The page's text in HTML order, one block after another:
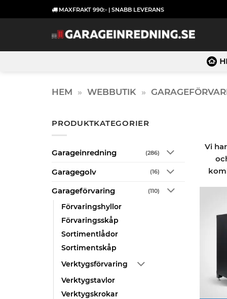
to
MAXFRAKT 990:- | SNABB LEVERANS
HEM » WEBBUTIK »
PRODUKTKATEGORIER
Garageinredning (286)
Garagegolv (16)
Garageförvaring (110)
Förvaringshyllor
Förvaringsskåp
Sortimentlådor
Sortimentskåp
Verktygsförvaring
Verktygstavlor
Verktygskrokar
Vi